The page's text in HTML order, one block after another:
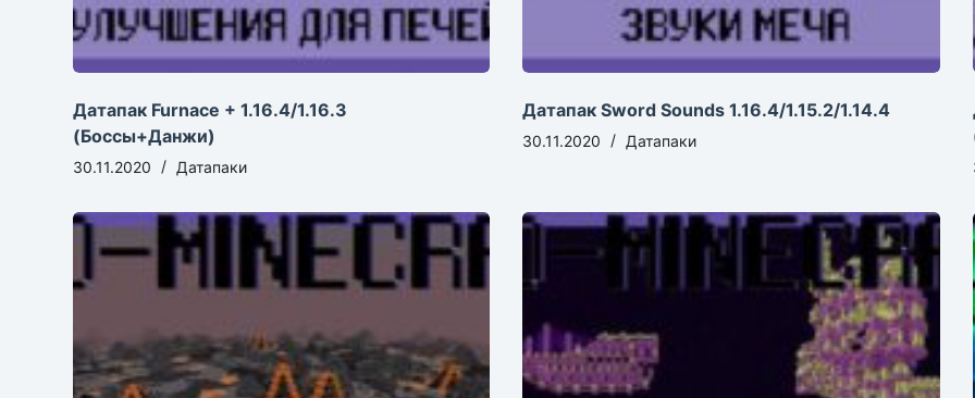
Датапак Furnace + 1.16.4/1.16.3
(Боссы+Данжи)
30.11.2020 Датапаки
Датапак Sword Sounds 1.16.4/1.15.2/1.14.4
30.11.2020 Датапаки